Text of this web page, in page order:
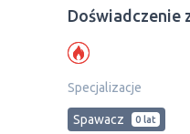
Doświadczenie
Specjalizacje
Spawacz 0 lat